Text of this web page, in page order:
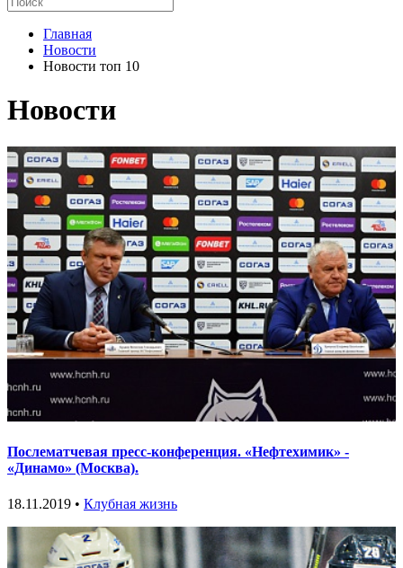
Главная
Новости
Новости топ 10
Новости
Послематчевая пресс-конференция. «Нефтехимик» -
«Динамо» (Москва).
18.11.2019 • Клубная жизнь